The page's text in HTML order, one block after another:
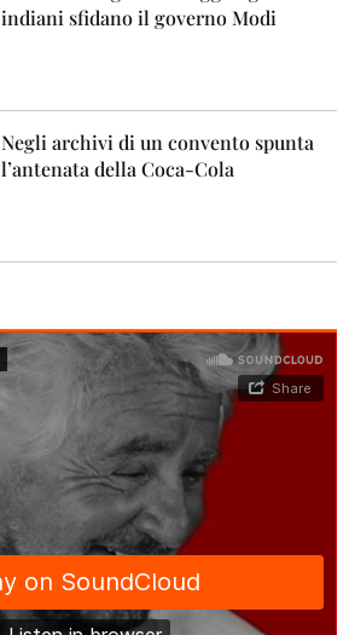
indiani sfidano il governo Modi
Negli archivi di un convento spunta
l’antenata della Coca-Cola